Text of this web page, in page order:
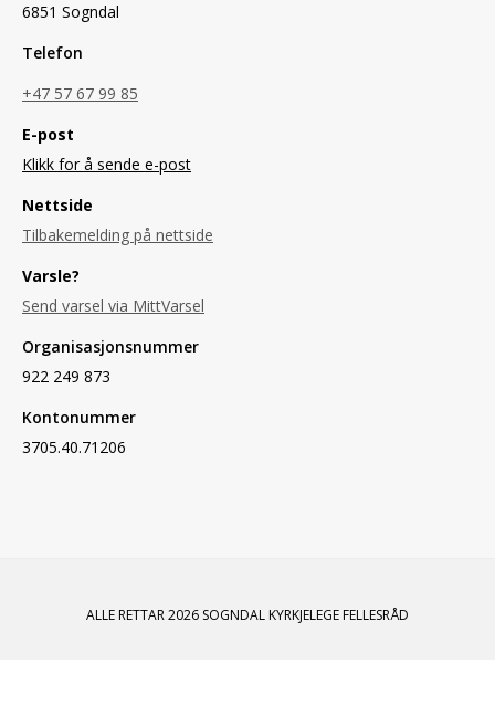
6851 Sogndal
Telefon
+47 57 67 99 85
E-post
Klikk for å sende e-post
Nettside
Tilbakemelding på nettside
Varsle?
Send varsel via MittVarsel
Organisasjonsnummer
922 249 873
Kontonummer
3705.40.71206
ALLE RETTAR 2026 SOGNDAL KYRKJELEGE FELLESRÅD